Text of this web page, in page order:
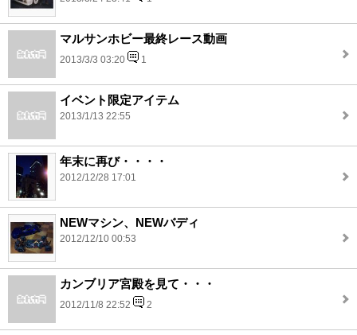
マルサンホビー最終レース動画
2013/3/3 03:20 1
イベント限定アイテム
2013/1/13 22:55
年末に再び・・・・
2012/12/28 17:01
NEWマシン、NEWバディ
2012/12/10 00:53
カンブリア宮殿を見て・・・
2012/11/8 22:52 2